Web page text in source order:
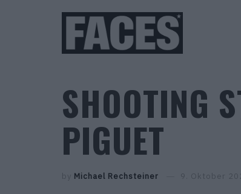
SHOOTING
PIGUET
by Michael Rechsteiner 9. Oktober